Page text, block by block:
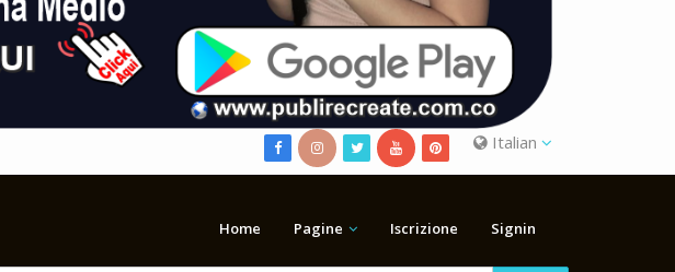
Italian
Home Pagine Iscrizione Signin